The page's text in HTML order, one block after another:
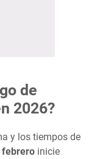
de
2026?
y los tiempos de
febrero inicie